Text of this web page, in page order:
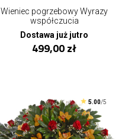
Wieniec pogrzebowy Wyrazy
współczucia
Dostawa już jutro
499,00 zł
5.00/5